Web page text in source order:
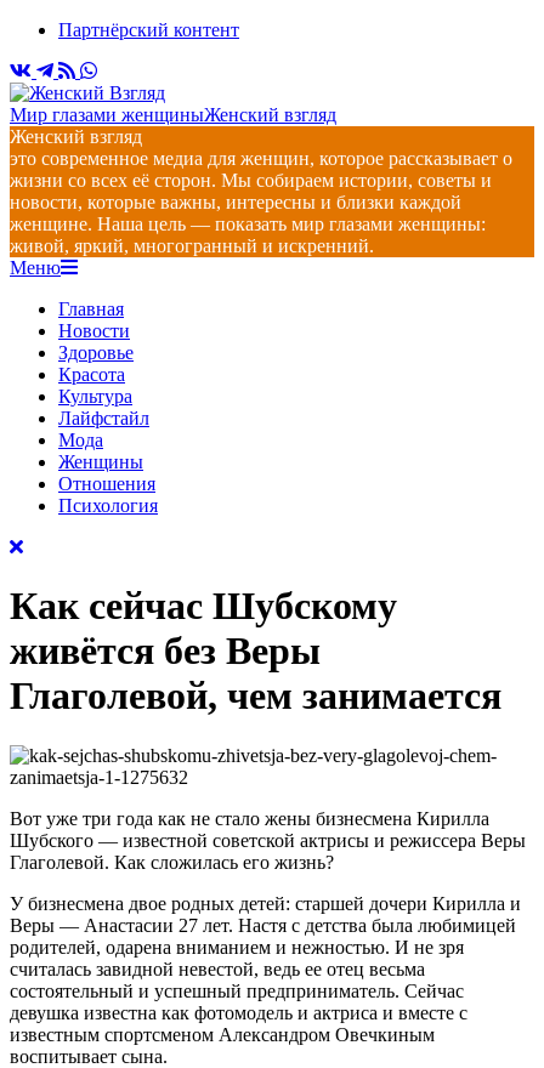
Перейти
содержимому
Партнёрский контент
Мир глазами женщиныЖенский взгляд
Женский взгляд
это современное медиа для женщин, которое рассказывает о
жизни со всех её сторон. Мы собираем истории, советы и
новости, которые важны, интересны и близки каждой
женщине. Наша цель — показать мир глазами женщины:
живой, яркий, многогранный и искренний.
Главное
меню
Меню
Главная
Новости
Здоровье
Красота
Культура
Лайфстайл
Мода
Женщины
Отношения
Психология
Как сейчас Шубскому
живётся без Веры
Глаголевой, чем занимается
Вот уже три года как не стало жены бизнесмена Кирилла
Шубского — известной советской актрисы и режиссера Веры
Глаголевой. Как сложилась его жизнь?
У бизнесмена двое родных детей: старшей дочери Кирилла и
Веры — Анастасии 27 лет. Настя с детства была любимицей
родителей, одарена вниманием и нежностью. И не зря
считалась завидной невестой, ведь ее отец весьма
состоятельный и успешный предприниматель. Сейчас
девушка известна как фотомодель и актриса и вместе с
известным спортсменом Александром Овечкиным
воспитывает сына.